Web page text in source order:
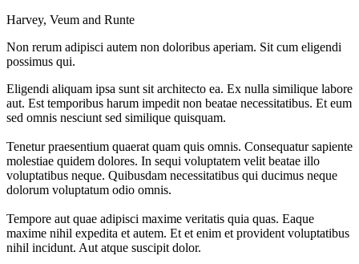
Harvey, Veum and Runte
Non rerum adipisci autem non doloribus aperiam. Sit cum eligendi
possimus qui.
Eligendi aliquam ipsa sunt sit architecto ea. Ex nulla similique labore
aut. Est temporibus harum impedit non beatae necessitatibus. Et eum
sed omnis nesciunt sed similique quisquam.
Tenetur praesentium quaerat quam quis omnis. Consequatur sapiente
molestiae quidem dolores. In sequi voluptatem velit beatae illo
voluptatibus neque. Quibusdam necessitatibus qui ducimus neque
dolorum voluptatum odio omnis.
Tempore aut quae adipisci maxime veritatis quia quas. Eaque
maxime nihil expedita et autem. Et et enim et provident voluptatibus
nihil incidunt. Aut atque suscipit dolor.